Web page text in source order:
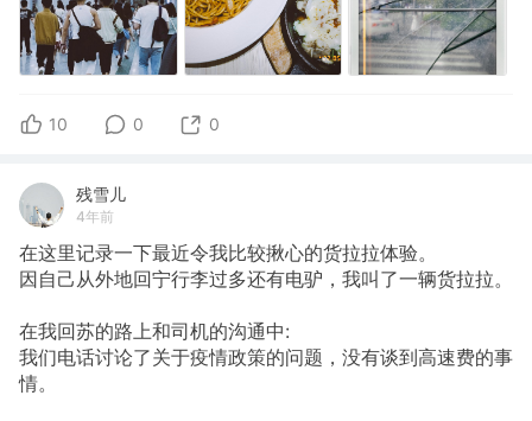
10 0 0
残雪儿
4年前
在这里记录一下最近令我比较揪心的货拉拉体验。
因自己从外地回宁行李过多还有电驴，我叫了一辆货拉拉。
在我回苏的路上和司机的沟通中:
我们电话讨论了关于疫情政策的问题，没有谈到高速费的事
情。